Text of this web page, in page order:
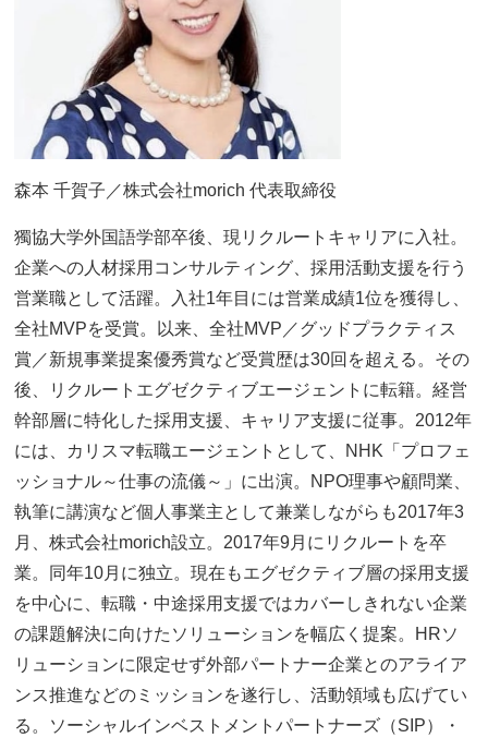
森本 千賀子／株式会社morich 代表取締役
獨協大学外国語学部卒後、現リクルートキャリアに入社。
企業への人材採用コンサルティング、採用活動支援を行う
営業職として活躍。入社1年目には営業成績1位を獲得し、
全社MVPを受賞。以来、全社MVP／グッドプラクティス
賞／新規事業提案優秀賞など受賞歴は30回を超える。その
後、リクルートエグゼクティブエージェントに転籍。経営
幹部層に特化した採用支援、キャリア支援に従事。2012年
には、カリスマ転職エージェントとして、NHK「プロフェ
ッショナル～仕事の流儀～」に出演。NPO理事や顧問業、
執筆に講演など個人事業主として兼業しながらも2017年3
月、株式会社morich設立。2017年9月にリクルートを卒
業。同年10月に独立。現在もエグゼクティブ層の採用支援
を中心に、転職・中途採用支援ではカバーしきれない企業
の課題解決に向けたソリューションを幅広く提案。HRソ
リューションに限定せず外部パートナー企業とのアライア
ンス推進などのミッションを遂行し、活動領域も広げてい
る。ソーシャルインベストメントパートナーズ（SIP）・